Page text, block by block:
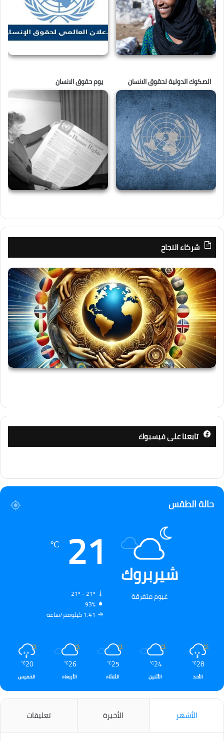
الصكوك الدولية لحقوق الانسان يوم حقوق الانسان
شركاء النجاح
تابعنا على فيسبوك
حالة الطقس
شيربروك
غيوم متفرقة
21
℃
93%
1.41 كيلومتر/ساعة
28
℃
الأحد
24
℃
الأثنين
25
℃
الثلاثاء
26
℃
الأربعاء
20
℃
الخميس
الأشهر الأخيرة تعليقات